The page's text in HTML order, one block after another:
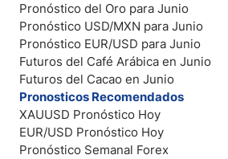
Pronóstico del Oro para Junio
Pronóstico USD/MXN para Junio
Pronóstico EUR/USD para Junio
Futuros del Café Arábica en Junio
Futuros del Cacao en Junio
Pronosticos Recomendados
XAUUSD Pronóstico Hoy
EUR/USD Pronóstico Hoy
Pronóstico Semanal Forex